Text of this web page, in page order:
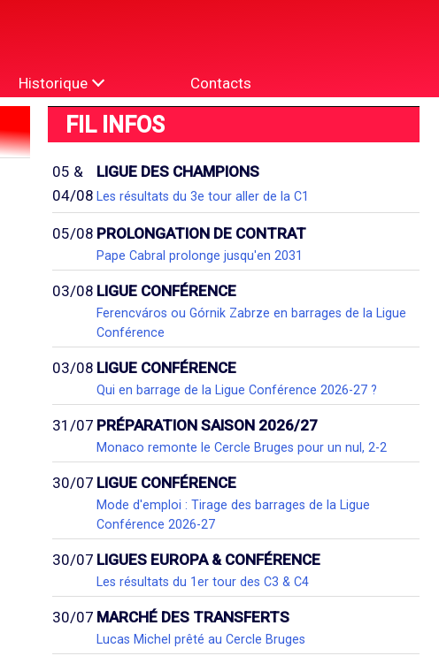
Historique Contacts
FIL INFOS
05 &
04/08
LIGUE DES CHAMPIONS
Les résultats du 3e tour aller de la C1
05/08 PROLONGATION DE CONTRAT
Pape Cabral prolonge jusqu'en 2031
03/08 LIGUE CONFÉRENCE
Ferencváros ou Górnik Zabrze en barrages de la Ligue
Conférence
03/08 LIGUE CONFÉRENCE
Qui en barrage de la Ligue Conférence 2026-27 ?
31/07 PRÉPARATION SAISON 2026/27
Monaco remonte le Cercle Bruges pour un nul, 2-2
30/07 LIGUE CONFÉRENCE
Mode d'emploi : Tirage des barrages de la Ligue
Conférence 2026-27
30/07 LIGUES EUROPA & CONFÉRENCE
Les résultats du 1er tour des C3 & C4
30/07 MARCHÉ DES TRANSFERTS
Lucas Michel prêté au Cercle Bruges